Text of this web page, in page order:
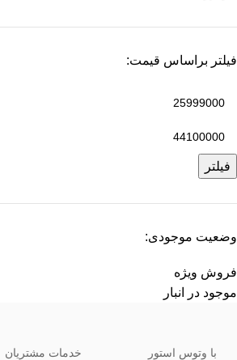
فیلتر براساس قیمت:
فیلتر
وضعیت موجودی:
فروش ویژه
موجود در انبار
با وتوس استور خدمات مشتریان